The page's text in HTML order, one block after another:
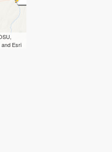
Esri